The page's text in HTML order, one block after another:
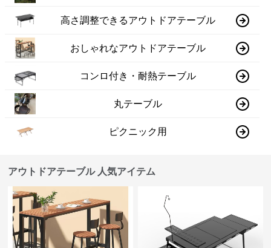
高さ調整できるアウトドアテーブル
おしゃれなアウトドアテーブル
コンロ付き・耐熱テーブル
丸テーブル
ピクニック用
アウトドアテーブル 人気アイテム